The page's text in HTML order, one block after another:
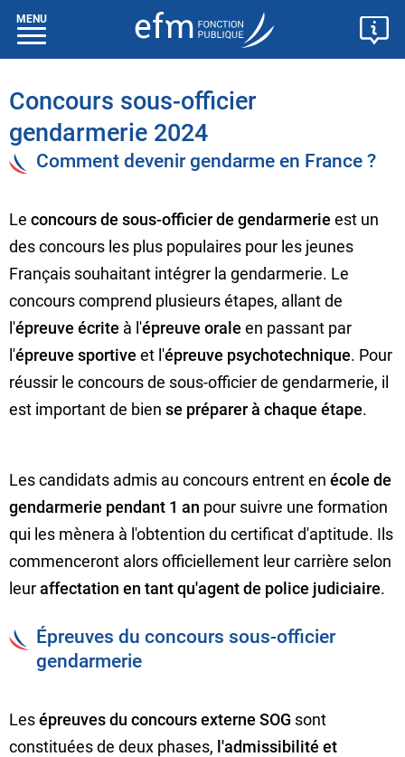
MENU
Concours sous-officier
gendarmerie 2024
Comment devenir gendarme en France ?
Le concours de sous-officier de gendarmerie est un
des concours les plus populaires pour les jeunes
Français souhaitant intégrer la gendarmerie. Le
concours comprend plusieurs étapes, allant de
l'épreuve écrite à l'épreuve orale en passant par
l'épreuve sportive et l'épreuve psychotechnique. Pour
réussir le concours de sous-officier de gendarmerie, il
est important de bien se préparer à chaque étape.
Les candidats admis au concours entrent en école de
gendarmerie pendant 1 an pour suivre une formation
qui les mènera à l'obtention du certificat d'aptitude. Ils
commenceront alors officiellement leur carrière selon
leuraffectation en tant qu'agent de police judiciaire.
Épreuves du concours sous-officier
gendarmerie
Lesépreuves du concours externe SOG sont
constituées de deux phases, l'admissibilité et